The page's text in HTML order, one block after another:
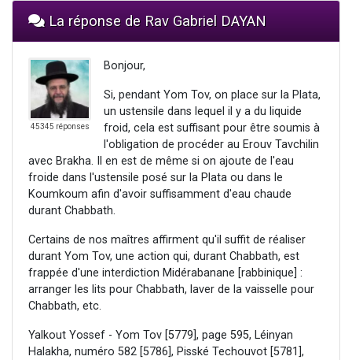
La réponse de Rav Gabriel DAYAN
45345 réponses
Bonjour,
Si, pendant Yom Tov, on place sur la Plata,
un ustensile dans lequel il y a du liquide
froid, cela est suffisant pour être soumis à
l'obligation de procéder au Erouv Tavchilin
avec Brakha. Il en est de même si on ajoute de l'eau
froide dans l'ustensile posé sur la Plata ou dans le
Koumkoum afin d'avoir suffisamment d'eau chaude
durant Chabbath.
Certains de nos maîtres affirment qu'il suffit de réaliser
durant Yom Tov, une action qui, durant Chabbath, est
frappée d'une interdiction Midérabanane [rabbinique] :
arranger les lits pour Chabbath, laver de la vaisselle pour
Chabbath, etc.
Yalkout Yossef - Yom Tov [5779], page 595, Léinyan
Halakha, numéro 582 [5786], Pisské Techouvot [5781],